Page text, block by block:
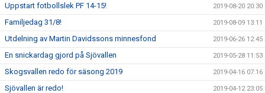
Uppstart fotbollslek PF 14-15! 2019-08-20 20:30
Familjedag 31/8! 2019-08-09 13:11
Utdelning av Martin Davidssons minnesfond 2019-06-26 12:45
En snickardag gjord på Sjövallen 2019-05-28 11:53
Skogsvallen redo för säsong 2019 2019-04-16 07:16
Sjövallen är redo! 2019-04-12 23:05